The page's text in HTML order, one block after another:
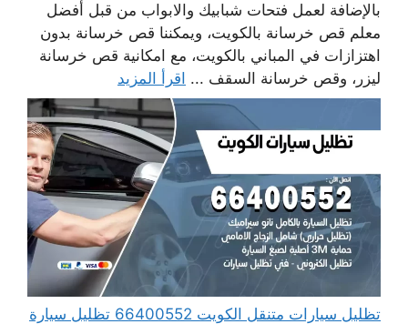
بالإضافة لعمل فتحات شبابيك والابواب من قبل أفضل
معلم قص خرسانة بالكويت، ويمكننا قص خرسانة بدون
اهتزازات في المباني بالكويت، مع امكانية قص خرسانة
ليزر، وقص خرسانة السقف ... اقرأ المزيد
تظليل سيارات متنقل الكويت 66400552 تظليل سيارة